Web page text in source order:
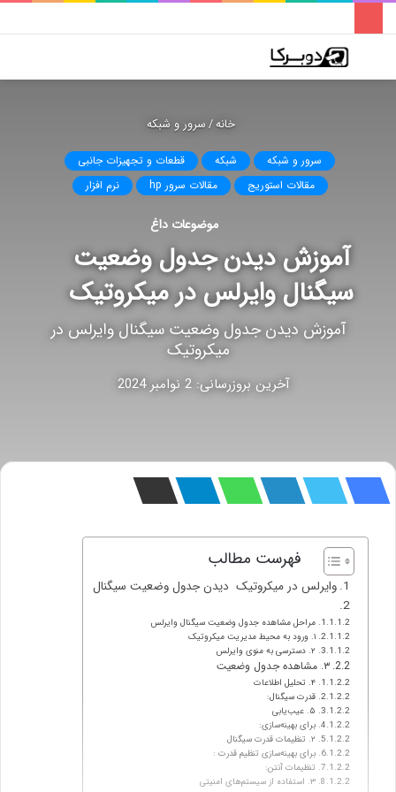
پوسته
فهرست
خانه/سرور و شبکه
سرور و شبکه شبکه
قطعات و تجهیزات جانبی
مقالات استوریج
مقالات سرور hp نرم افزار
موضوعات داغ
آموزش دیدن جدول وضعیت
سیگنال وایرلس در میکروتیک
آموزش دیدن جدول وضعیت سیگنال وایرلس در
میکروتیک
آخرین بروزرسانی: 2 نوامبر 2024
فهرست مطالب
وایرلس در میکروتیک دیدن جدول وضعیت سیگنال
مراحل مشاهده جدول وضعیت سیگنال وایرلس
۱. ورود به محیط مدیریت میکروتیک
۲. دسترسی به منوی وایرلس
۳. مشاهده جدول وضعیت
۴. تحلیل اطلاعات
قدرت سیگنال:
۵. عیب‌یابی
برای بهینه‌سازی:
۲. تنظیمات قدرت سیگنال
برای بهینه‌سازی تنظیم قدرت :
تنظیمات آنتن:
۳. استفاده از سیستم‌های امنیتی